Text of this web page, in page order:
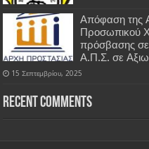
Απόφαση της
Προσωπικού
πρόσβασης σε
Α.Π.Σ. σε
15 Σεπτεμβρίου, 2025
Recent Comments